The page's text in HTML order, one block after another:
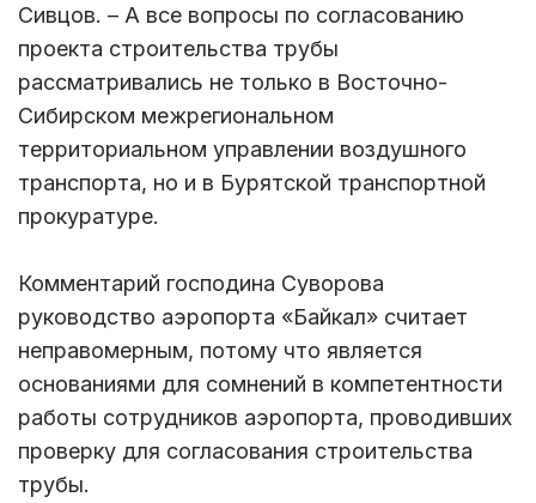
Сивцов. – А все вопросы по согласованию
проекта строительства трубы
рассматривались не только в Восточно-
Сибирском межрегиональном
территориальном управлении воздушного
транспорта, но и в Бурятской транспортной
прокуратуре.
Комментарий господина Суворова
руководство аэропорта «Байкал» считает
неправомерным, потому что является
основаниями для сомнений в компетентности
работы сотрудников аэропорта, проводивших
проверку для согласования строительства
трубы.